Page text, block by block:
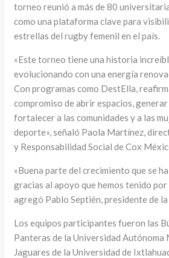
torneo reunió a más de 80
como una plataforma clave para
estrellas del rugby femenil en el país.
«Este torneo tiene una historia
evolucionando con una energía
Con programas como DestElla,
compromiso de abrir espacios,
fortalecer a las comunidades y a las
deporte», señaló Paola Martínez,
y Responsabilidad Social de Cox
«Buena parte del crecimiento que se
gracias al apoyo que hemos tenido
agregó Pablo Septién, presidente de
Los equipos participantes fueron las
Panteras de la Universidad
Jaguares de la Universidad de